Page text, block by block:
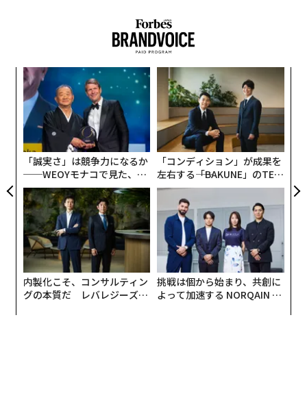
翻訳・編集＝安藤清香
2026年9月号発売中
「誠実さ」は競争力になるか
──WEOYモナコで見た、く
ら寿司の経営哲学
「コンディション」が成果を
左右する――「BAKUNE」のTEN
TIALが支える「挑戦者の明
内製化こそ、コンサルティン
グの本質だ レバレジーズが
挑戦は個から始まり、共創に
よって加速する NORQAIN JA